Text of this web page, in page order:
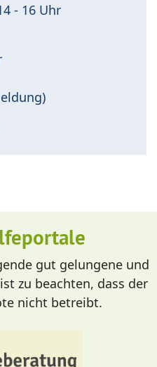
- 16 Uhr
gut gelungene und
zu beachten, dass der
nicht betreibt.